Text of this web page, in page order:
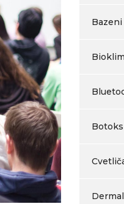
Botoks